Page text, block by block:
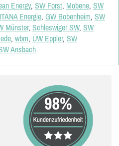
Energy, SW Forst, Mobene, SW
Energie, GW Bobenheim, SW
Münster, Schleswiger SW, SW
, wbm, ÜW Eppler, SW
Ansbach